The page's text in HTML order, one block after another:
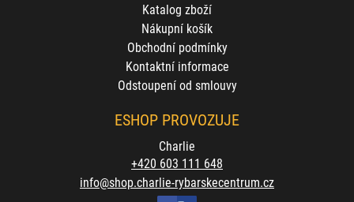
Katalog zboží
Nákupní košík
Obchodní podmínky
Kontaktní informace
Odstoupení od smlouvy
ESHOP PROVOZUJE
Charlie
+420 603 111 648
info@shop.charlie-rybarskecentrum.cz